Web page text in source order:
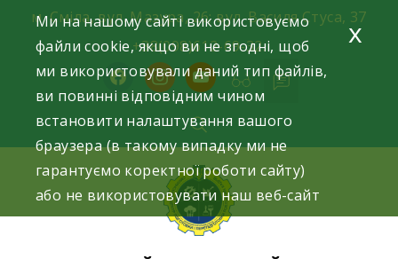
content
м. Сміла, вул. Мазура, 26; вул. Василя Стуса, 37
+38(098)612-69-32.
facebookinstagram
youtube
Ми на нашому сайті використовуємо
файли cookie, якщо ви не згодні, щоб
ми використовували даний тип файлів,
ви повинні відповідним чином
встановити налаштування вашого
браузера (в такому випадку ми не
гарантуємо коректної роботи сайту)
або не використовувати наш веб-сайт
x